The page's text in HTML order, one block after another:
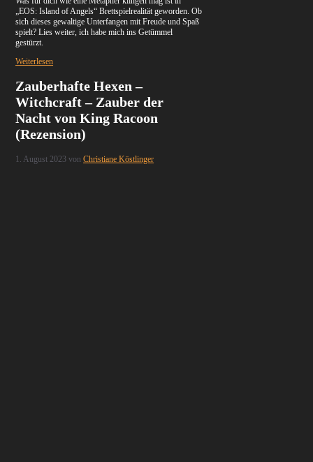
„EOS: Island of Angels“ Brettspielrealität geworden. Ob
sich dieses gewaltige Unterfangen mit Freude und Spaß
spielt? Lies weiter, ich habe mich ins Getümmel
gestürzt.
Weiterlesen
Zauberhafte Hexen –
Witchcraft – Zauber der
Nacht von King Racoon
(Rezension)
1. August 2023 vonChristiane Köstlinger